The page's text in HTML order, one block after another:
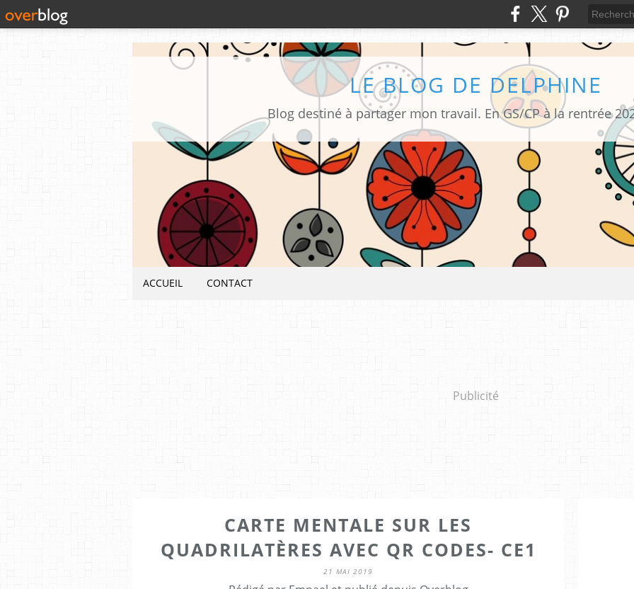
LE BLOG DE DELPHINE
Blog destiné à partager mon travail. En GS/CP à la rentrée
ACCUEIL CONTACT
Publicité
CARTE MENTALE SUR LES
QUADRILATÈRES AVEC QR CODES- CE1
21 MAI 2019